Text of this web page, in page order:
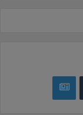
google